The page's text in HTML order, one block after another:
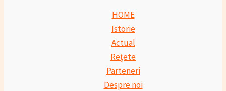
HOME
Istorie
Actual
Rețete
Parteneri
Despre noi